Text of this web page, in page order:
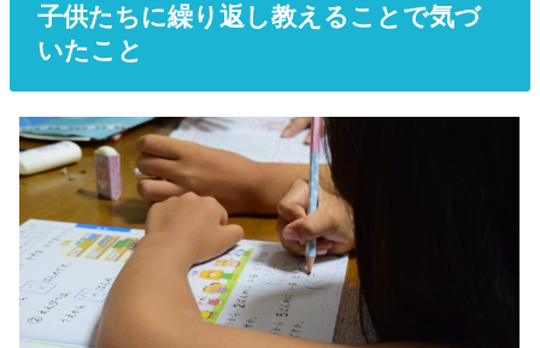
子供たちに繰り返し教えることで気づ
いたこと